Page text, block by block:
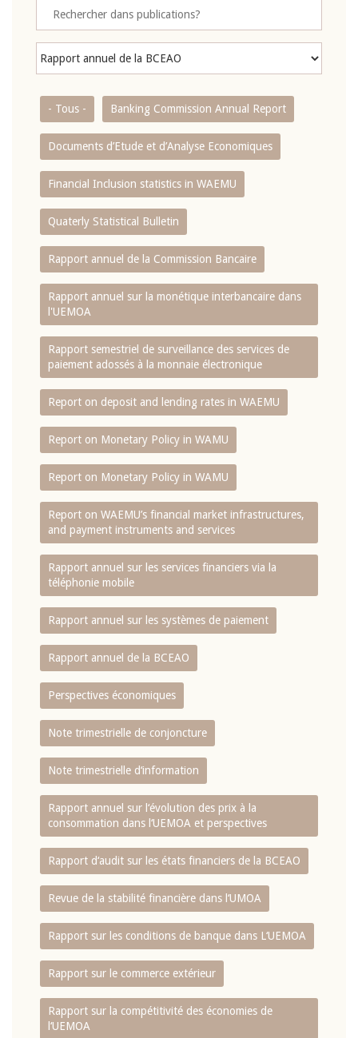
- Tous - Banking Commission Annual Report
Documents d’Etude et d’Analyse Economiques
Financial Inclusion statistics in WAEMU
Quaterly Statistical Bulletin
Rapport annuel de la Commission Bancaire
Rapport annuel sur la monétique interbancaire dans
l'UEMOA
Rapport semestriel de surveillance des services de
paiement adossés à la monnaie électronique
Report on deposit and lending rates in WAEMU
Report on Monetary Policy in WAMU
Report on Monetary Policy in WAMU
Report on WAEMU’s financial market infrastructures,
and payment instruments and services
Rapport annuel sur les services financiers via la
téléphonie mobile
Rapport annuel sur les systèmes de paiement
Rapport annuel de la BCEAO
Perspectives économiques
Note trimestrielle de conjoncture
Note trimestrielle d‘information
Rapport annuel sur l‘évolution des prix à la
consommation dans l‘UEMOA et perspectives
Rapport d‘audit sur les états financiers de la BCEAO
Revue de la stabilité financière dans l‘UMOA
Rapport sur les conditions de banque dans L‘UEMOA
Rapport sur le commerce extérieur
Rapport sur la compétitivité des économies de
l‘UEMOA